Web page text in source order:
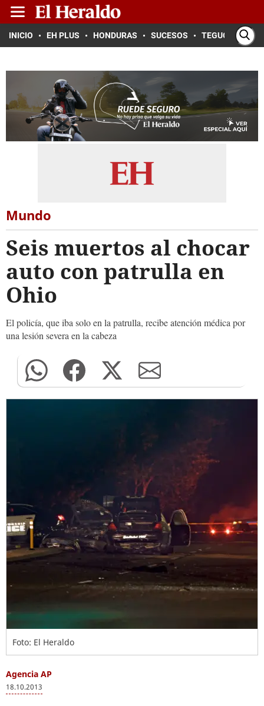
INICIO EH PLUS HONDURAS SUCESOS TEGUCIGALPA
Mundo
Seis muertos al chocar
auto con patrulla en
Ohio
El policía, que iba solo en la patrulla, recibe atención médica por
una lesión severa en la cabeza
Foto: El Heraldo
Agencia AP
18.10.2013